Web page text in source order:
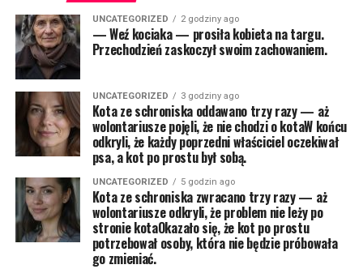
UNCATEGORIZED 2 godziny ago
— Weź kociaka — prosiła kobieta na targu.
Przechodzień zaskoczył swoim zachowaniem.
UNCATEGORIZED 3 godziny ago
Kota ze schroniska oddawano trzy razy — aż
wolontariusze pojęli, że nie chodzi o kotaW końcu
odkryli, że każdy poprzedni właściciel oczekiwał
psa, a kot po prostu był sobą.
UNCATEGORIZED 5 godzin ago
Kota ze schroniska zwracano trzy razy — aż
wolontariusze odkryli, że problem nie leży po
stronie kotaOkazało się, że kot po prostu
potrzebował osoby, która nie będzie próbowała
go zmieniać.